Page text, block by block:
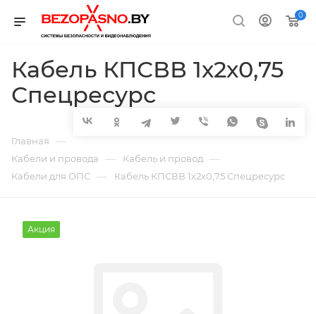
0
Кабель КПСВВ 1х2х0,75
Спецресурс
Главная —
Кабели и провода — Кабель и провод —
Кабели для ОПС — Кабель КПСВВ 1х2х0,75 Спецресурс
Акция